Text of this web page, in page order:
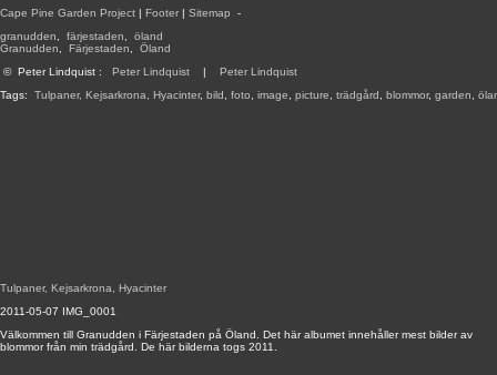
Cape Pine Garden Project | Footer | Sitemap -
granudden
färjestaden
öland
Granudden
Färjestaden
Öland
© Peter Lindquist : Peter Lindquist | Peter Lindquist
Tags: Tulpaner, Kejsarkrona, Hyacinter, bild foto image picture trädgård blommor, garden
Tulpaner, Kejsarkrona, Hyacinter
2011-05-07 IMG_0001
Välkommen till Granudden i Färjestaden på Öland. Det här albumet innehåller mest bilder av
blommor från min trädgård. De här bilderna togs 2011.